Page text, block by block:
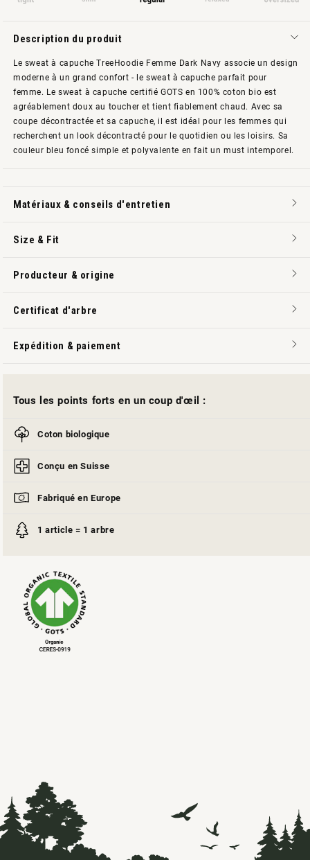
Description du produit
Le sweat à capuche TreeHoodie Femme Dark Navy associe un design
moderne à un grand confort - le sweat à capuche parfait pour
femme. Le sweat à capuche certifié GOTS en 100% coton bio est
agréablement doux au toucher et tient fiablement chaud. Avec sa
coupe décontractée et sa capuche, il est idéal pour les femmes qui
recherchent un look décontracté pour le quotidien ou les loisirs. Sa
couleur bleu foncé simple et polyvalente en fait un must intemporel.
Matériaux & conseils d'entretien
Size & Fit
Producteur & origine
Certificat d'arbre
Expédition & paiement
Tous les points forts en un coup d'œil :
Coton biologique
Conçu en Suisse
Fabriqué en Europe
1 article = 1 arbre